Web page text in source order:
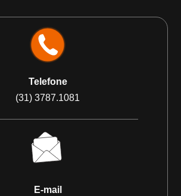
Telefone
(31) 3787.1081
E-mail